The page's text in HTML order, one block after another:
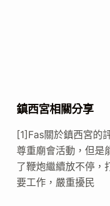
鎮西宮相關分享
[1]Fas關於鎮西宮的
尊重廟會活動，但是
了鞭炮繼續放不停，
要工作，嚴重擾民